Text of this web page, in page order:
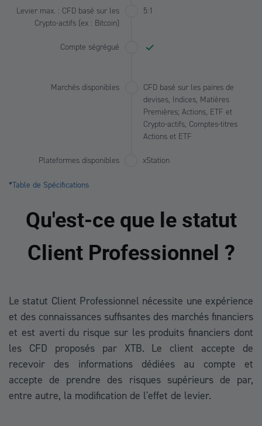
Levier max. : CFD basé sur les
Crypto-actifs (ex : Bitcoin)
5:1
Compte ségrégué
Marchés disponibles
CFD basé sur les paires de
devises, Indices, Matières
Premières; Actions, ETF et
Crypto-actifs, Comptes-titres
Actions et ETF
Plateformes disponibles xStation
*Table de Spécifications
Qu'est-ce que le statut
Client Professionnel ?
Le statut Client Professionnel nécessite une expérience
et des connaissances suffisantes des marchés financiers
et est averti du risque sur les produits financiers dont
les CFD proposés par XTB. Le client accepte de
recevoir des informations dédiées au compte et
accepte de prendre des risques supérieurs de par,
entre autre, la modification de l'effet de levier.